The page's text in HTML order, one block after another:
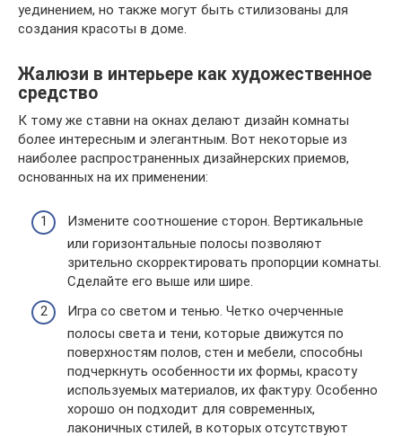
уединением, но также могут быть стилизованы для
создания красоты в доме.
Жалюзи в интерьере как художественное
средство
К тому же ставни на окнах делают дизайн комнаты
более интересным и элегантным. Вот некоторые из
наиболее распространенных дизайнерских приемов,
основанных на их применении:
Измените соотношение сторон. Вертикальные
или горизонтальные полосы позволяют
зрительно скорректировать пропорции комнаты.
Сделайте его выше или шире.
Игра со светом и тенью. Четко очерченные
полосы света и тени, которые движутся по
поверхностям полов, стен и мебели, способны
подчеркнуть особенности их формы, красоту
используемых материалов, их фактуру. Особенно
хорошо он подходит для современных,
лаконичных стилей, в которых отсутствуют